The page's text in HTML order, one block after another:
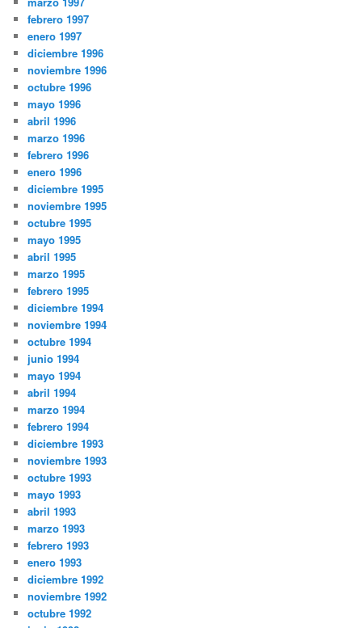
febrero 1997
enero 1997
diciembre 1996
noviembre 1996
octubre 1996
mayo 1996
abril 1996
marzo 1996
febrero 1996
enero 1996
diciembre 1995
noviembre 1995
octubre 1995
mayo 1995
abril 1995
marzo 1995
febrero 1995
diciembre 1994
noviembre 1994
octubre 1994
junio 1994
mayo 1994
abril 1994
marzo 1994
febrero 1994
diciembre 1993
noviembre 1993
octubre 1993
mayo 1993
abril 1993
marzo 1993
febrero 1993
enero 1993
diciembre 1992
noviembre 1992
octubre 1992